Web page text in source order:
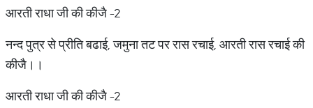
आरती राधा जी की कीजै -2
नन्द पुत्र से प्रीति बढाई, जमुना तट पर रास रचाई, आरती रास रचाई की
कीजै।।
आरती राधा जी की कीजै -2